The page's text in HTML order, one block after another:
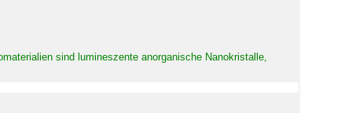
sind lumineszente anorganische Nanokristalle,